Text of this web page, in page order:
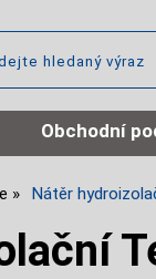
Obchodní
Nátěr